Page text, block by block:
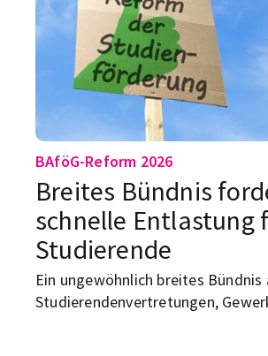
Studienstarthilfe an.
BAföG-Reform 2026
Breites Bündnis
schnelle Entlastung
Studierende
Ein ungewöhnlich breites Bündnis
Studierendenvertretungen,